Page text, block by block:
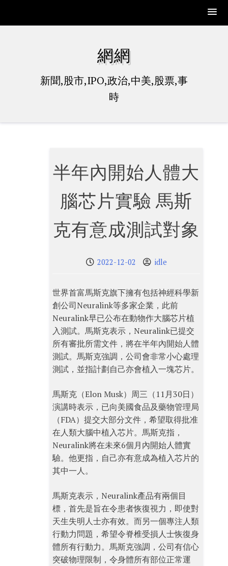
網網
新聞,股市,IPO,政治,中美,股票,事
時
半年內開始人體大
腦芯片實驗 馬斯
克有意成測試對象
2022-12-02 idle
世界首富馬斯克旗下擁有包括神經科學新
創公司Neuralink等多家企業，此前
Neuralink早已公布在動物作大腦芯片植
入測試。馬斯克表示，Neuralink已提交
所有審批所需文件，將在半年內開始人體
測試。馬斯克強調，公司會非常小心處理
測試，並指計劃自己亦會植入一塊芯片。
馬斯克（Elon Musk）周三（11月30日）
演講時表示，已向美國食品及藥物管理局
（FDA）提交大部分文件，希望取得批准
在人類大腦中植入芯片。馬斯克指，
Neuralink將在未來6個月內開始人體實
驗。他更指，自己亦有意成為植入芯片的
其中一人。
馬斯克表示，Neuralink產品有兩個目
標，首先是旨在令患者恢復視力，即使對
天生失明人士亦有效。而另一個專注人類
行動力問題，希望令脊椎受損人士恢復身
體所有行動力。馬斯克強調，公司有信心
突破物理限制，令身體所有部位正常運